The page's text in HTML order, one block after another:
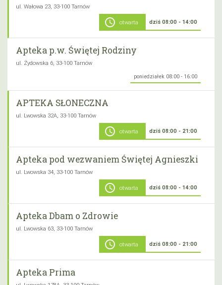
ul. Wałowa 23, 33-100 Tarnów
schedule otwarta dziś 08:00 - 14:00
Apteka p.w. Świętej Rodziny
ul. Żydowska 6, 33-100 Tarnów
poniedziałek 08:00 - 16:00
APTEKA SŁONECZNA
ul. Lwowska 32A, 33-100 Tarnów
schedule otwarta dziś 08:00 - 21:00
Apteka pod wezwaniem Świętej Agnieszki
ul. Lwowska 34, 33-100 Tarnów
schedule otwarta dziś 08:00 - 14:00
Apteka Dbam o Zdrowie
ul. Lwowska 63, 33-100 Tarnów
schedule otwarta dziś 08:00 - 21:00
Apteka Prima